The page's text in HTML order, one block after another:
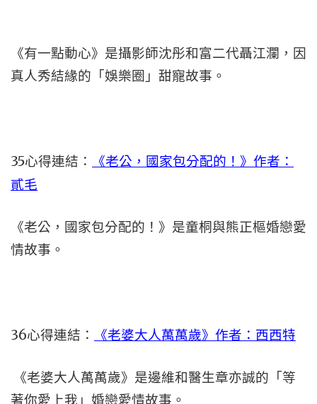
《有一點動心》是攝影師沈彤和富二代聶江瀾，因
真人秀結緣的「娛樂圈」甜寵故事。
35心得連結：
《老公，國家包分配的！》作者：
貳毛
《老公，國家包分配的！》是童桐與熊正樞婚戀愛
情故事。
36心得連結： 《老婆大人萬萬歲》作者：西西特
《老婆大人萬萬歲》是邊維和醫生章亦誠的「等
著你愛上我」婚戀愛情故事。